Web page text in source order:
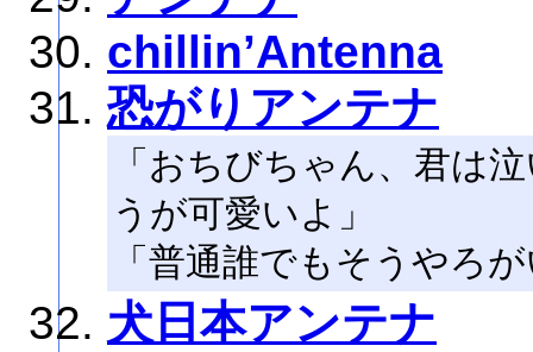
chillin’Antenna
恐がりアンテナ
「おちびちゃん、君は
うが可愛いよ」
「普通誰でもそうやろ
犬日本アンテナ